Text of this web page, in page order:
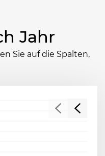
Jahr
Sie auf die Spalten,